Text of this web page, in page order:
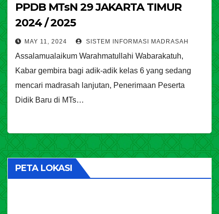
PPDB MTsN 29 JAKARTA TIMUR
2024 / 2025
MAY 11, 2024 SISTEM INFORMASI MADRASAH
Assalamualaikum Warahmatullahi Wabarakatuh,
Kabar gembira bagi adik-adik kelas 6 yang sedang
mencari madrasah lanjutan, Penerimaan Peserta
Didik Baru di MTs…
PETA LOKASI